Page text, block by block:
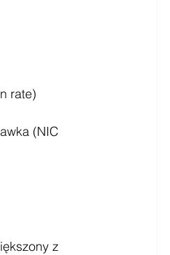
rate)
(NIC
z